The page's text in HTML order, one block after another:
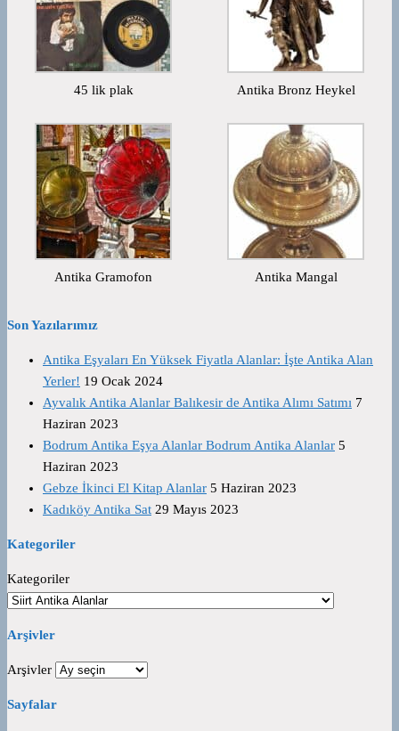
45 lik plak Antika Bronz Heykel
Antika Gramofon Antika Mangal
Son Yazılarımız
Antika Eşyaları En Yüksek Fiyatla Alanlar: İşte Antika Alan
Yerler! 19 Ocak 2024
Ayvalık Antika Alanlar Balıkesir de Antika Alımı Satımı 7
Haziran 2023
Bodrum Antika Eşya Alanlar Bodrum Antika Alanlar 5
Haziran 2023
Gebze İkinci El Kitap Alanlar 5 Haziran 2023
Kadıköy Antika Sat 29 Mayıs 2023
Kategoriler
Kategoriler
Arşivler
Arşivler
Sayfalar